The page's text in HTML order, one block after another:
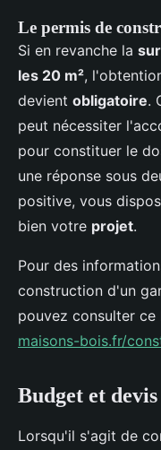
Le permis de
Si en revanche la
les 20 m²,
devient obligatoire.
peut nécessiter
pour constituer le
une réponse sous
positive, vous
bien votre projet.
Pour des
construction d'un
pouvez consulter ce
maisons-bois.fr/
Budget et devis
Lorsqu'il s'agit de